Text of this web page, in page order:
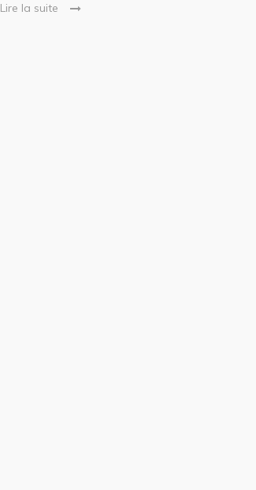
Lire la suite